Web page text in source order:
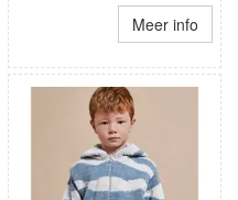
Meer info